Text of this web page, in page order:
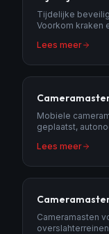
Tijdelijke
Voorkom kraken
Lees meer
Mobiele
geplaatst,
Lees meer
Cameramasten